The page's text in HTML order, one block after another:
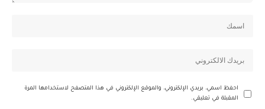
احفظ اسمي، بريدي الإلكتروني، والموقع الإلكتروني في هذا المتصفح لاستخدامها المرة
المقبلة في تعليقي.